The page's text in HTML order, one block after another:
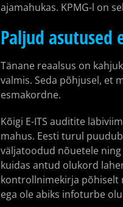
ajamahukas. KPMG-l on
Paljud asutused
Tänane reaalsus on
valmis. Seda põhjusel, et
esmakordne.
Kõigi E-ITS auditite
mahus. Eesti turul
väljatoodud nõuetele ning
kuidas antud olukord
kontrollnimekirja põhiselt
ega ole abiks infoturbe